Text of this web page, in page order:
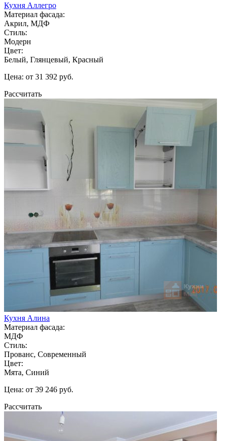
Кухня Аллегро
Материал фасада:
Акрил, МДФ
Стиль:
Модерн
Цвет:
Белый, Глянцевый, Красный
Цена: от 31 392 руб.
Рассчитать
Кухня Алина
Материал фасада:
МДФ
Стиль:
Прованс, Современный
Цвет:
Мята, Синий
Цена: от 39 246 руб.
Рассчитать